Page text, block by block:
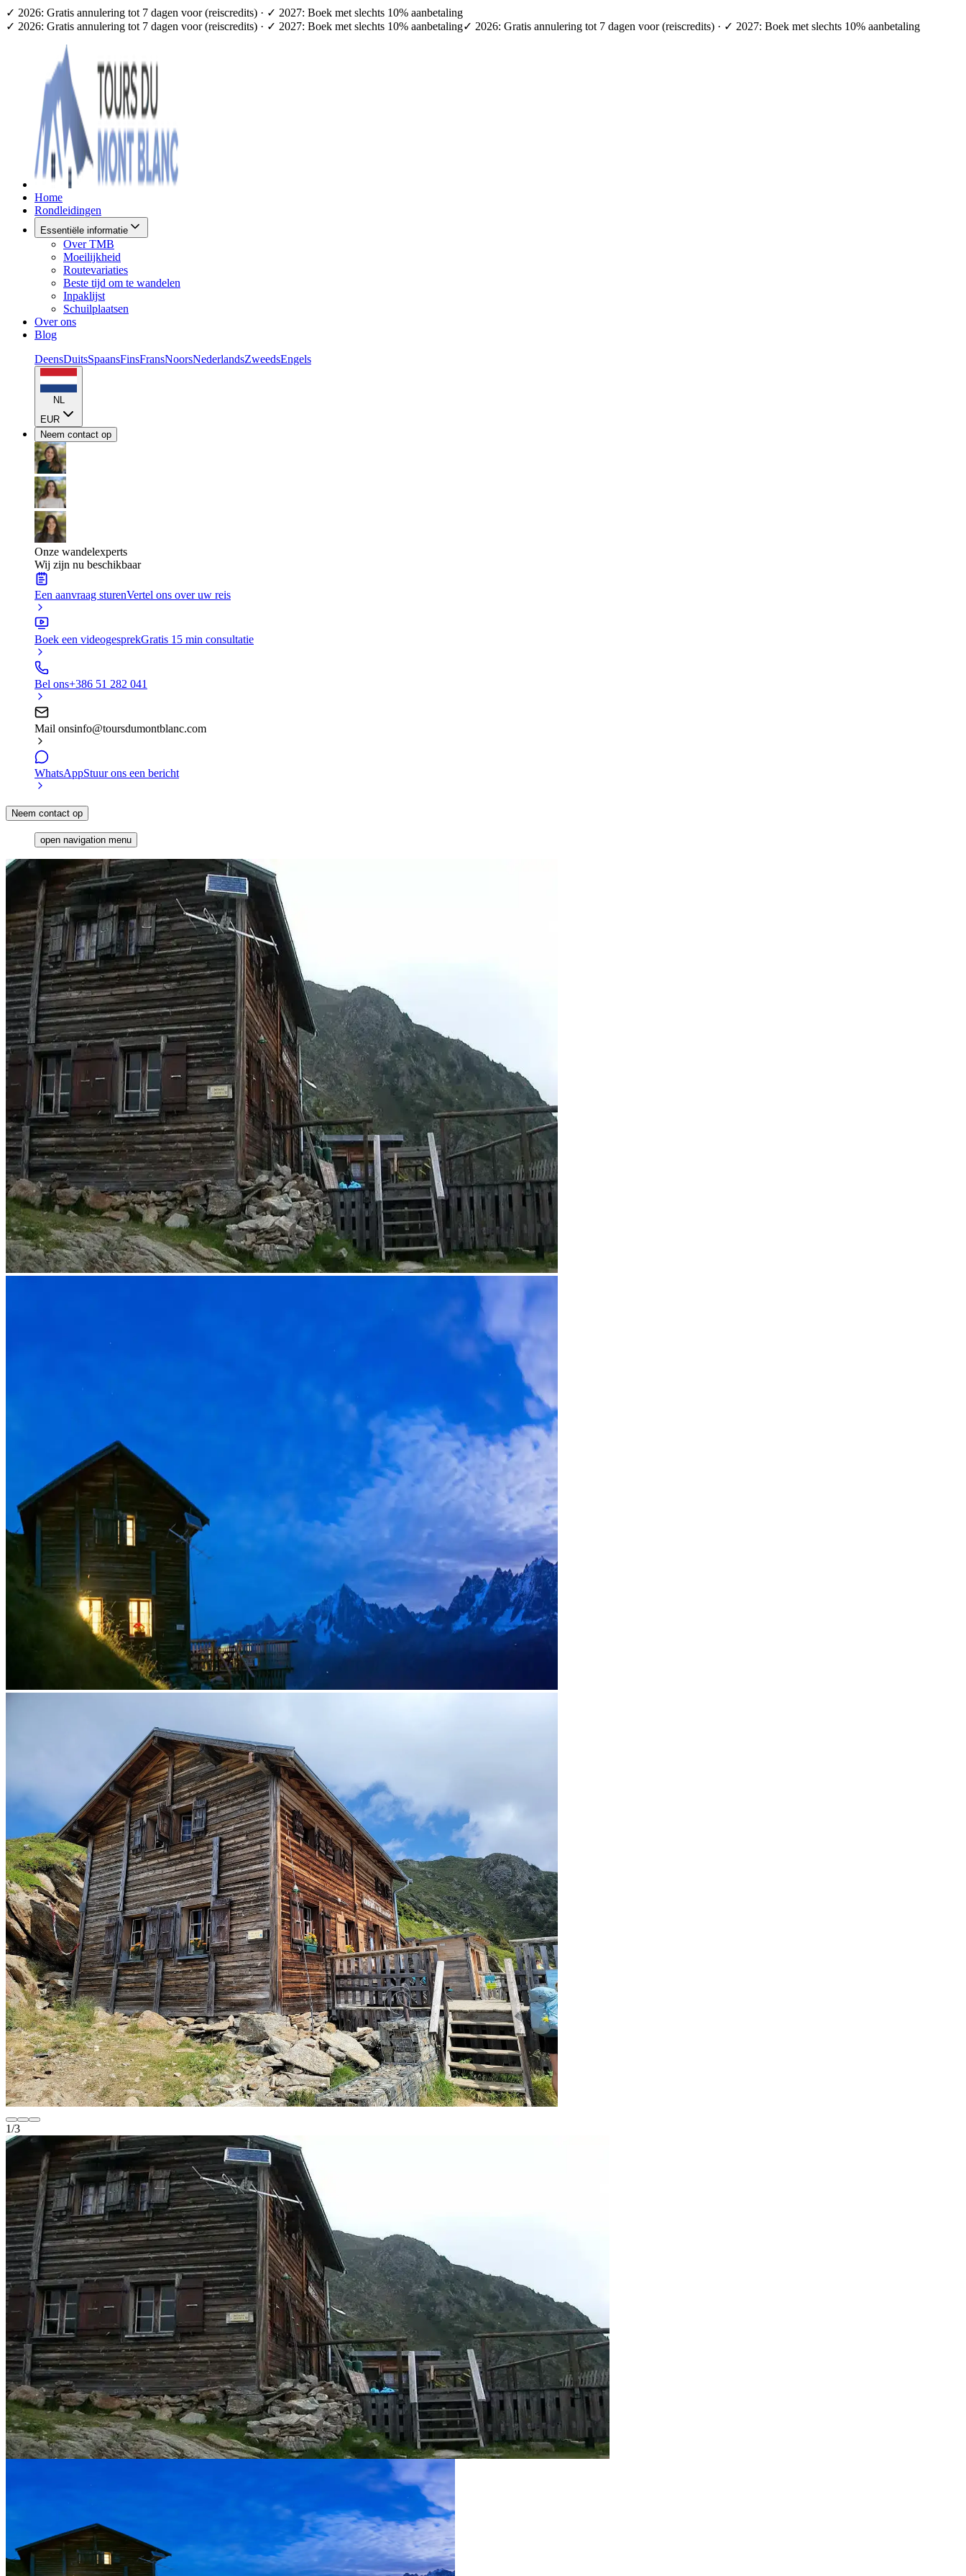
✓ 2026: Gratis annulering tot 7 dagen voor (reiscredits) · ✓ 2027: Boek met slechts 10% aanbetaling
✓ 2026: Gratis annulering tot 7 dagen voor (reiscredits) · ✓ 2027: Boek met slechts 10% aanbetaling✓ 2026: Gratis annulering tot 7 dagen voor (reiscredits) · ✓ 2027: Boek met slechts 10% aanbetaling
Home
Rondleidingen
Essentiële informatie
Over TMB
Moeilijkheid
Routevariaties
Beste tijd om te wandelen
Inpaklijst
Schuilplaatsen
Over ons
Blog
DeensDuitsSpaansFinsFransNoorsNederlandsZweedsEngels
NL
EUR
Neem contact op
Onze wandelexperts
Wij zijn nu beschikbaar
Een aanvraag sturenVertel ons over uw reis
Boek een videogesprekGratis 15 min consultatie
Bel ons+386 51 282 041
Mail onsinfo@toursdumontblanc.com
WhatsAppStuur ons een bericht
Neem contact op
open navigation menu
1/3